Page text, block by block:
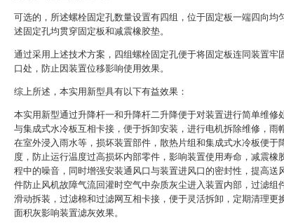
可选的，所述螺栓固定孔数量设置有四组，位于固定板一端四向均
述固定孔均贯穿固定板和减震橡胶垫。
通过采用上述技术方案，四组螺栓固定孔便于将固定板连同装置牢
口处，防止因装置位移影响使用效果。
综上所述，本实用新型具有以下有益效果：
本实用新型通过升降杆一和升降杆二升降便于对装置进行简单维修
与集成式水冷板互相卡接，便于拆卸安装，进行电机拆除维修，雨
在室外浸入雨水等，损坏装置部件，散热片组和集成式水冷板便于
度，防止运行温度过高损坏内部零件，影响装置使用寿命，减震橡
程中的噪音，同时增强安装通风口与装置进风口的密封性，提高送
件防止风机故障气流回灌时空气中杂质灰尘进入装置内部，过滤组
滑动拆装，过滤棉和过滤网互相卡接，便于灵活拆卸，定期清理更
面积灰影响装置滤灰效果。